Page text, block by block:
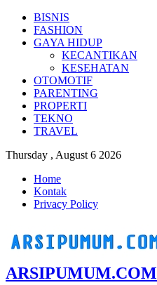
BISNIS
FASHION
GAYA HIDUP
KECANTIKAN
KESEHATAN
OTOMOTIF
PARENTING
PROPERTI
TEKNO
TRAVEL
Thursday , August 6 2026
Home
Kontak
Privacy Policy
ARSIPUMUM.COM